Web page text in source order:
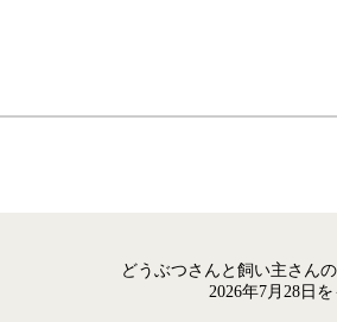
どうぶつさんと飼い主さん
2026年7月28日